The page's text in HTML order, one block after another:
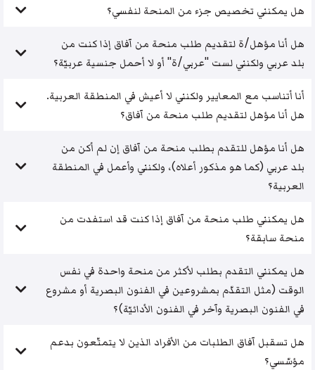
هل يمكنني تخصيص جزء من المنحة لنفسي؟
هل أنا مؤهل/ة لتقديم طلب منحة من آفاق إذا كنت من
بلد عربي ولكنني لست "عربي/ة" أو لا أحمل جنسية عربيّة؟
أنا أتناسب مع المعايير ولكنني لا أعيش في المنطقة العربية.
هل أنا مؤهل لتقديم طلب منحة من آفاق؟
هل أنا مؤهل للتقدم بطلب منحة من آفاق إن لم أكن من
بلد عربي (كما هو مذكور أعلاه)، ولكنني وأعمل في المنطقة
العربية؟
هل يمكنني طلب منحة من آفاق إذا كنت قد استفدت من
منحة سابقة؟
هل يمكنني التقدم بطلب لأكثر من منحة واحدة في نفس
الوقت (مثل التقدّم بمشروعين في الفنون البصرية أو مشروع
في الفنون البصرية وآخر في الفنون الأدائيّة)؟
هل تسقبل آفاق الطلبات من الأفراد الذين لا يتمتّعون بدعم
مؤسّسي؟